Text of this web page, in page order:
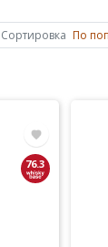
Сортировка
76.3